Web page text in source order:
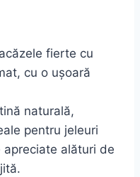
fierte cu
cu o ușoară
naturală,
pentru jeleuri
alături de